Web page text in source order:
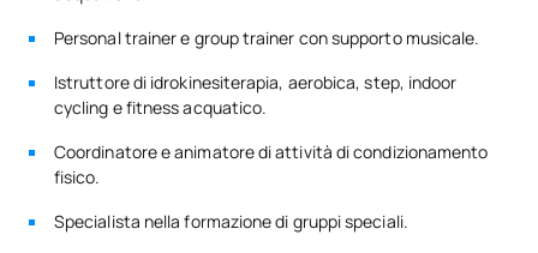
Personal trainer e group trainer con supporto musicale.
Istruttore di idrokinesiterapia, aerobica, step, indoor
cycling e fitness acquatico.
Coordinatore e animatore di attività di condizionamento
fisico.
Specialista nella formazione di gruppi speciali.